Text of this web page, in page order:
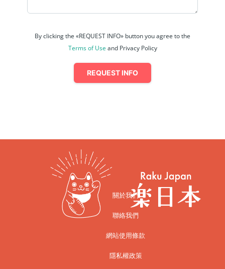
By clicking the «REQUEST INFO» button you agree to the
Terms of Use and Privacy Policy
REQUEST INFO
關於我們
聯絡我們
網站使用條款
隱私權政策